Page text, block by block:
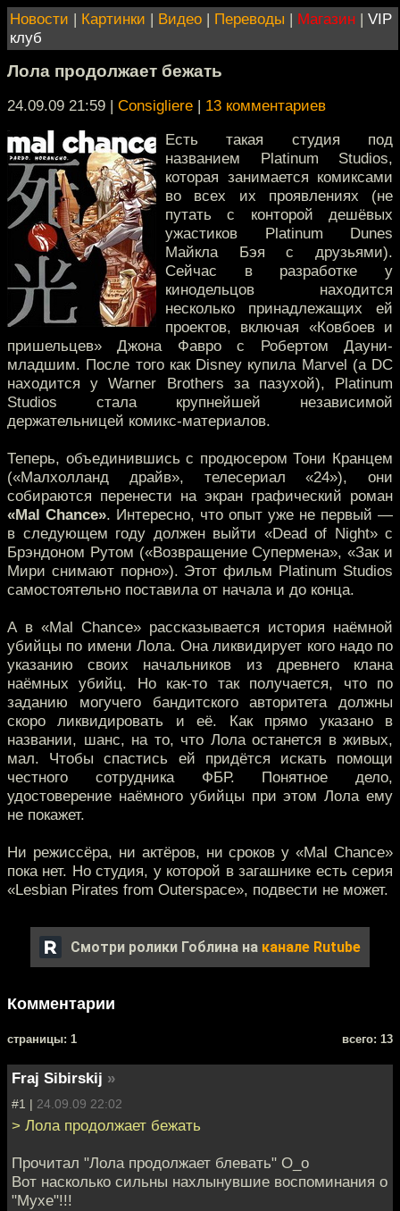
Новости | Картинки | Видео | Переводы | Магазин | VIP
клуб
Лола продолжает бежать
24.09.09 21:59 | Consigliere | 13 комментариев
Есть такая студия под
названием Platinum Studios,
которая занимается комиксами
во всех их проявлениях (не
путать с конторой дешёвых
ужастиков Platinum Dunes
Майкла Бэя с друзьями).
Сейчас в разработке у
кинодельцов находится
несколько принадлежащих ей
проектов, включая «Ковбоев и
пришельцев» Джона Фавро с Робертом Дауни-
младшим. После того как Disney купила Marvel (а DC
находится у Warner Brothers за пазухой), Platinum
Studios стала крупнейшей независимой
держательницей комикс-материалов.
Теперь, объединившись с продюсером Тони Кранцем
(«Малхолланд драйв», телесериал «24»), они
собираются перенести на экран графический роман
«Mal Chance». Интересно, что опыт уже не первый —
в следующем году должен выйти «Dead of Night» с
Брэндоном Рутом («Возвращение Супермена», «Зак и
Мири снимают порно»). Этот фильм Platinum Studios
самостоятельно поставила от начала и до конца.
А в «Mal Chance» рассказывается история наёмной
убийцы по имени Лола. Она ликвидирует кого надо по
указанию своих начальников из древнего клана
наёмных убийц. Но как-то так получается, что по
заданию могучего бандитского авторитета должны
скоро ликвидировать и её. Как прямо указано в
названии, шанс, на то, что Лола останется в живых,
мал. Чтобы спастись ей придётся искать помощи
честного сотрудника ФБР. Понятное дело,
удостоверение наёмного убийцы при этом Лола ему
не покажет.
Ни режиссёра, ни актёров, ни сроков у «Mal Chance»
пока нет. Но студия, у которой в загашнике есть серия
«Lesbian Pirates from Outerspace», подвести не может.
Смотри ролики Гоблина на канале Rutube
Комментарии
cтраницы: 1 всего: 13
Fraj Sibirskij »
#1 | 24.09.09 22:02
> Лола продолжает бежать
Прочитал "Лола продолжает блевать" О_о
Вот насколько сильны нахлынувшие воспоминания о
"Мухе"!!!